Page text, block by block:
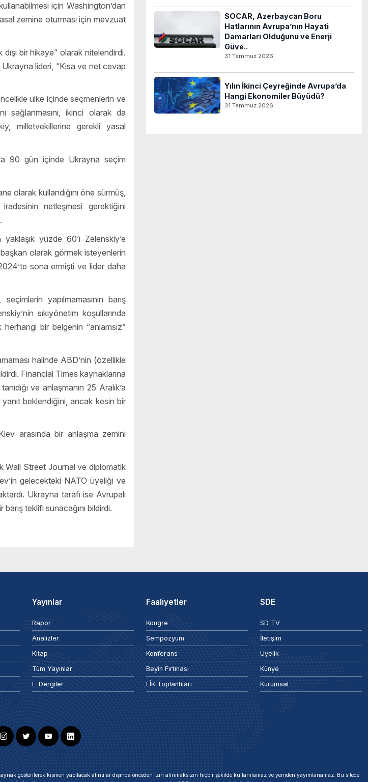
için Washington’dan
zemine oturması için mevzuat
bir hikaye” olarak nitelendirdi.
lideri, “Kısa ve net cevap
ülke içinde seçmenlerin ve
sağlanmasını, ikinci olarak da
milletvekillerine gerekli yasal
90 gün içinde Ukrayna seçim
olarak kullandığını öne sürmüş,
netleşmesi gerektiğini
yüzde 60’ı Zelenskiy’e
olarak görmek isteyenlerin
sona ermişti ve lider daha
yapılmamasının barış
sıkıyönetim koşullarında
bir belgenin “anlamsız”
halinde ABD’nin (özellikle
Financial Times kaynaklarına
ve anlaşmanın 25 Aralık’a
yanıt beklendiğini, ancak kesin bir
arasında bir anlaşma zemini
Wall Street Journal ve diplomatik
gelecekteki NATO üyeliği ve
Ukrayna tarafı ise Avrupalı
teklifi sunacağını bildirdi.
SOCAR, Azerbaycan Boru
Hatlarının Avrupa’nın Hayati
Damarları Olduğunu ve Enerji
Güve..
31 Temmuz 2026
Yılın İkinci Çeyreğinde Avrupa’da
Hangi Ekonomiler Büyüdü?
31 Temmuz 2026
Yayınlar
Rapor
Analizler
Kitap
Tüm Yayınlar
E-Dergiler
Faaliyetler
Kongre
Sempozyum
Konferans
Beyin Fırtınası
EİK Toplantıları
SDE
SD TV
İletişim
Üyelik
Künye
Kurumsal
gösterilerek kısmen yapılacak alıntılar dışında önceden izin alınmaksızın hiçbir şekilde kullanılamaz ve yeniden yayımlanamaz. Bu sitede